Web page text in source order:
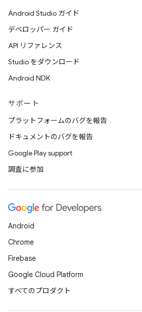
Android Studio ガイド
デベロッパー ガイド
API リファレンス
Studio をダウンロード
Android NDK
サポート
プラットフォームのバグを報告
ドキュメントのバグを報告
Google Play support
調査に参加
Android
Chrome
Firebase
Google Cloud Platform
すべてのプロダクト